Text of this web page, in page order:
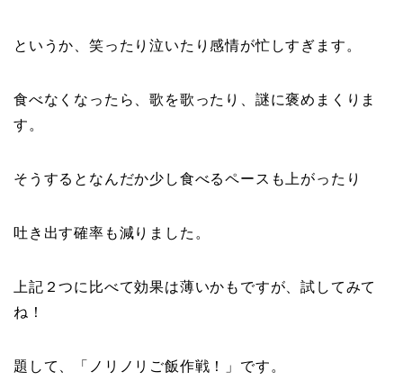
というか、笑ったり泣いたり感情が忙しすぎます。
食べなくなったら、歌を歌ったり、謎に褒めまくりま
す。
そうするとなんだか少し食べるペースも上がったり
吐き出す確率も減りました。
上記２つに比べて効果は薄いかもですが、試してみて
ね！
題して、「ノリノリご飯作戦！」です。